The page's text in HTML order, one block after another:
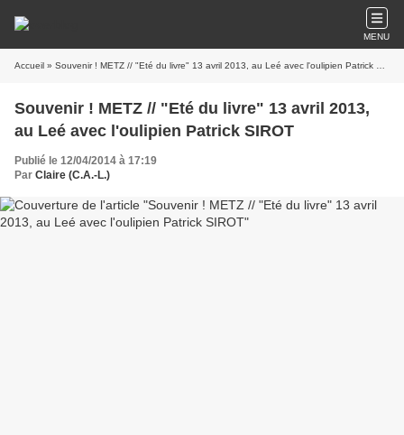
MENU
Accueil » Souvenir ! METZ // "Eté du livre" 13 avril 2013, au Leé avec l'oulipien Patrick SIROT
Souvenir ! METZ // "Eté du livre" 13 avril 2013,
au Leé avec l'oulipien Patrick SIROT
Publié le 12/04/2014 à 17:19
Par Claire (C.A.-L.)